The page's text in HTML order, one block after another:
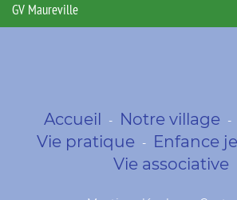
GV Maureville
Accueil - Notre village -
Vie pratique - Enfance
Vie associative